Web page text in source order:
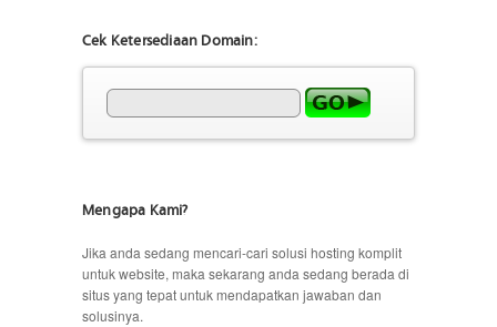
Cek Ketersediaan Domain:
Mengapa Kami?
Jika anda sedang mencari-cari solusi hosting komplit
untuk website, maka sekarang anda sedang berada di
situs yang tepat untuk mendapatkan jawaban dan
solusinya.